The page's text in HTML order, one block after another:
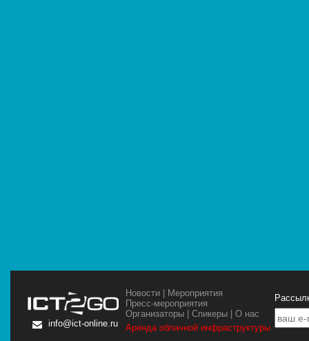
info@ict-online.ru
Новости
Мероприятия
Пресс-мероприятия
Организаторы |Спикеры |О нас
Аренда облачной инфраструктуры